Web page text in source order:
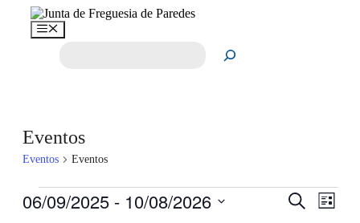
Saltar
Menu
Eventos
Eventos Eventos
Eventos Pesquisar
Lista
06/09/2025 - 10/08/2026